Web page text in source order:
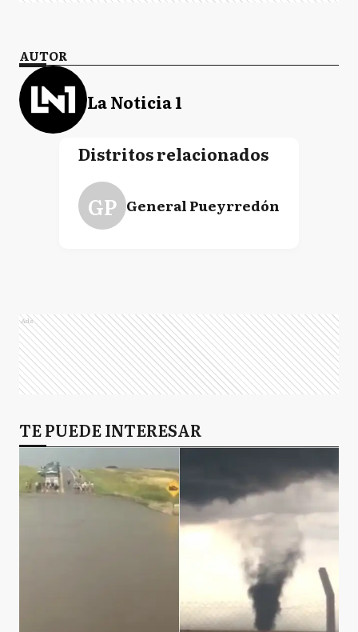
AUTOR
La Noticia 1
Distritos relacionados
GP General Pueyrredón
Ads
TE PUEDE INTERESAR